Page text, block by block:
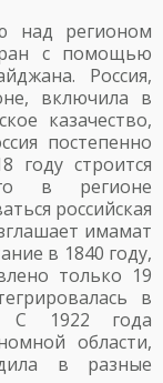
над регионом
с помощью
Россия,
включила в
казачество,
постепенно
году строится
в регионе
российская
имамат
в 1840 году,
только 19
в
С 1922 года
области,
в разные